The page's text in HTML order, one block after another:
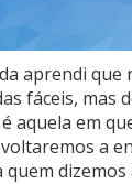
aprendi que
fáceis, mas
aquela em
a
quem dizemos